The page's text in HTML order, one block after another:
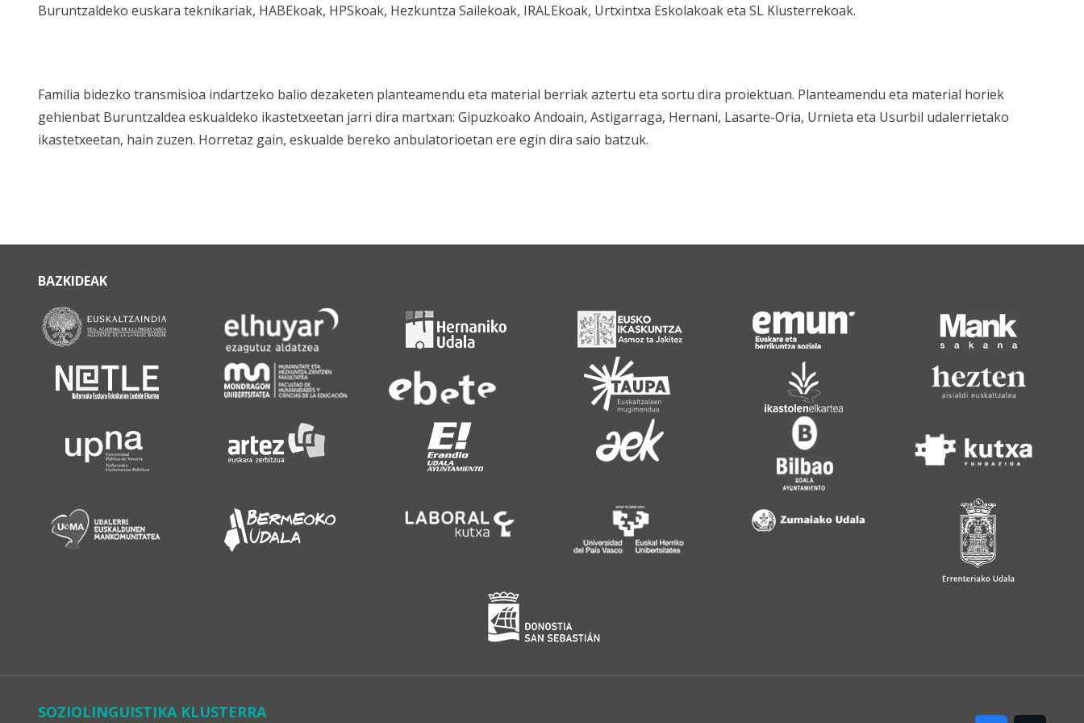
Buruntzaldeko euskara teknikariak, HABEkoak, HPSkoak, Hezkuntza Sailekoak, IRALEkoak, Urtxintxa Eskolakoak eta SL Klusterrekoak.
Familia bidezko transmisioa indartzeko balio dezaketen planteamendu eta material berriak aztertu eta sortu dira proiektuan. Planteamendu eta material horiek
gehienbat Buruntzaldea eskualdeko ikastetxeetan jarri dira martxan: Gipuzkoako Andoain, Astigarraga, Hernani, Lasarte-Oria, Urnieta eta Usurbil udalerrietako
ikastetxeetan, hain zuzen. Horretaz gain, eskualde bereko anbulatorioetan ere egin dira saio batzuk.
BAZKIDEAK
SOZIOLINGUISTIKA KLUSTERRA